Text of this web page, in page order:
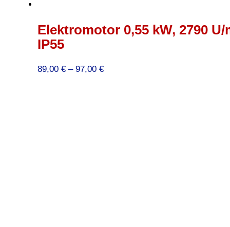
Elektromotor 0,55 kW, 2790 U/
IP55
89,00 € – 97,00 €Preisspanne: